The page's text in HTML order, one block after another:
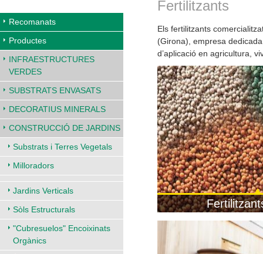
Fertilitzants
Els fertilitzants
(Girona), empresa
d’aplicació en agricultura,
Recomanats
Productes
INFRAESTRUCTURES
VERDES
SUBSTRATS ENVASATS
DECORATIUS MINERALS
CONSTRUCCIÓ DE JARDINS
Substrats i Terres Vegetals
Milloradors
Jardins Verticals
Sòls Estructurals
"Cubresuelos" Encoixinats
Orgànics